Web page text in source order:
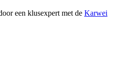
een klusexpert met de Karwei